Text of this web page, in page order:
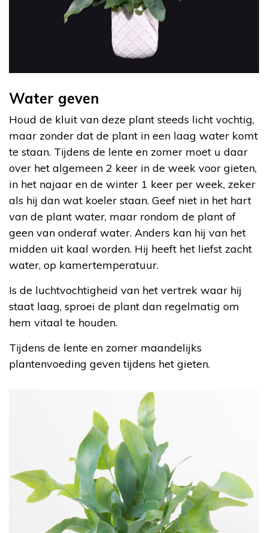
Water geven
Houd de kluit van deze plant steeds licht vochtig,
maar zonder dat de plant in een laag water komt
te staan. Tijdens de lente en zomer moet u daar
over het algemeen 2 keer in de week voor gieten,
in het najaar en de winter 1 keer per week, zeker
als hij dan wat koeler staan. Geef niet in het hart
van de plant water, maar rondom de plant of
geen van onderaf water. Anders kan hij van het
midden uit kaal worden. Hij heeft het liefst zacht
water, op kamertemperatuur.
Is de luchtvochtigheid van het vertrek waar hij
staat laag, sproei de plant dan regelmatig om
hem vitaal te houden.
Tijdens de lente en zomer maandelijks
plantenvoeding geven tijdens het gieten.